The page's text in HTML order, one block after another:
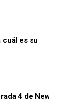
cuál es su
4 de New